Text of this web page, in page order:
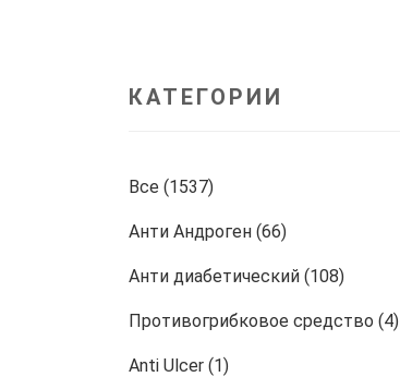
КАТЕГОРИИ
Все (1537)
Анти Андроген (66)
Анти диабетический (108)
Противогрибковое средство (4)
Anti Ulcer (1)